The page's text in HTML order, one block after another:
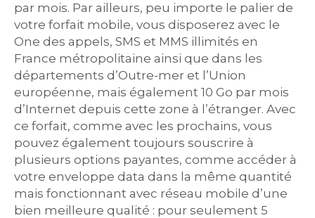
par mois. Par ailleurs, peu importe le palier de
votre forfait mobile, vous disposerez avec le
One des appels, SMS et MMS illimités en
France métropolitaine ainsi que dans les
départements d’Outre-mer et l’Union
européenne, mais également 10 Go par mois
d’Internet depuis cette zone à l’étranger. Avec
ce forfait, comme avec les prochains, vous
pouvez également toujours souscrire à
plusieurs options payantes, comme accéder à
votre enveloppe data dans la même quantité
mais fonctionnant avec réseau mobile d’une
bien meilleure qualité : pour seulement 5